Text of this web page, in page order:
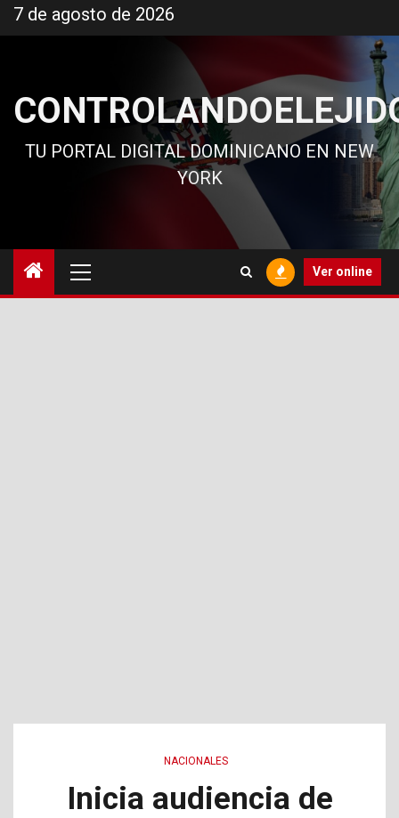
al
7 de agosto de 2026
TU PORTAL DIGITAL DOMINICANO EN NEW
YORK
principal
Ver online
NACIONALES
Inicia audiencia de